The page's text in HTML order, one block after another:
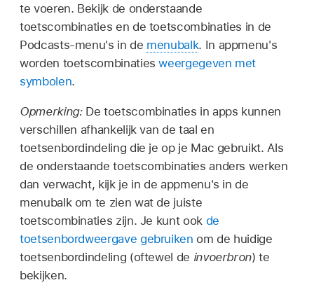
te voeren. Bekijk de onderstaande
toetscombinaties en de toetscombinaties in de
Podcasts-menu's in de menubalk. In appmenu's
worden toetscombinatiesweergegeven met
symbolen.
Opmerking: De toetscombinaties in apps kunnen
verschillen afhankelijk van de taal en
toetsenbordindeling die je op je Mac gebruikt. Als
de onderstaande toetscombinaties anders werken
dan verwacht, kijk je in de appmenu's in de
menubalk om te zien wat de juiste
toetscombinaties zijn. Je kunt ook de
toetsenbordweergave gebruiken om de huidige
toetsenbordindeling (oftewel de invoerbron) te
bekijken.